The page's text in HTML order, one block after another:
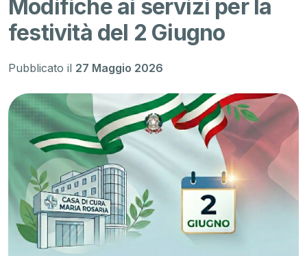
Modifiche ai servizi per la
festività del 2 Giugno
Pubblicato il 27 Maggio 2026